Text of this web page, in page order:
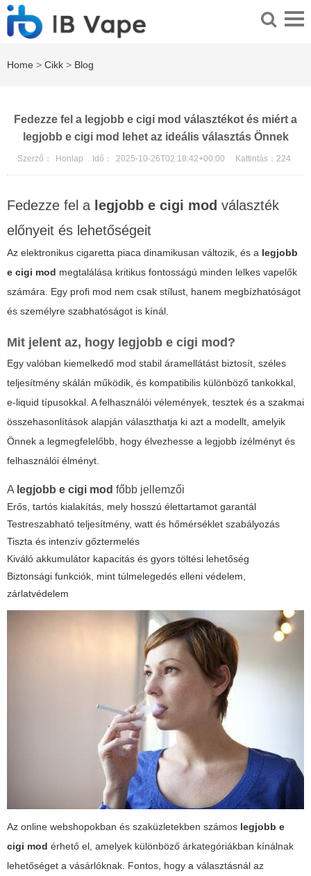
Home > Cikk > Blog
Fedezze fel a legjobb e cigi mod választékot és miért a
legjobb e cigi mod lehet az ideális választás Önnek
Szerző： Honlap Idő： 2025-10-26T02:18:42+00:00 Kattintás： 224
Fedezze fel a legjobb e cigi mod választék
előnyeit és lehetőségeit
Az elektronikus cigaretta piaca dinamikusan változik, és a legjobb
e cigi mod megtalálása kritikus fontosságú minden lelkes vapelők
számára. Egy profi mod nem csak stílust, hanem megbízhatóságot
és személyre szabhatóságot is kínál.
Mit jelent az, hogy legjobb e cigi mod ?
Egy valóban kiemelkedő mod stabil áramellátást biztosít, széles
teljesítmény skálán működik, és kompatibilis különböző tankokkal,
e-liquid típusokkal. A felhasználói vélemények, tesztek és a szakmai
összehasonlítások alapján választhatja ki azt a modellt, amelyik
Önnek a legmegfelelőbb, hogy élvezhesse a legjobb ízélményt és
felhasználói élményt.
A legjobb e cigi mod főbb jellemzői
Erős, tartós kialakítás, mely hosszú élettartamot garantál
Testreszabható teljesítmény, watt és hőmérséklet szabályozás
Tiszta és intenzív gőztermelés
Kiváló akkumulátor kapacitás és gyors töltési lehetőség
Biztonsági funkciók, mint túlmelegedés elleni védelem,
zárlatvédelem
Az online webshopokban és szaküzletekben számos legjobb e
cigi mod érhető el, amelyek különböző árkategóriákban kínálnak
lehetőséget a vásárlóknak. Fontos, hogy a választásnál az